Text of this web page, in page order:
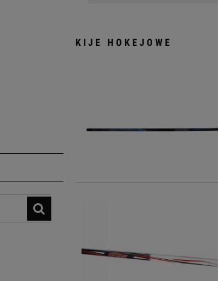
KIJE HOKEJOWE